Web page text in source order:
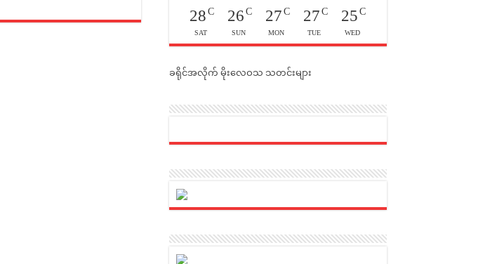
28 C
SAT
26 C
SUN
27 C
MON
27 C
TUE
25 C
WED
ခရိုင်အလိုက် မိုးလေဝသ သတင်းများ